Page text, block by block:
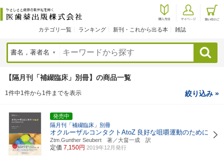
カテゴリ一覧 ランキング 新刊・これから出る本 雑誌
検索
【隔月刊「補綴臨床」別冊】の商品一覧
1件中1件から1件までを表示 絞り込み »
発売中
隔月刊「補綴臨床」別冊
オクルーザルコンタクトAtoZ 良好な咀嚼運動のために
Ztm.Gunther Seubert 著／大畠一成 訳
定価 7,150円 2019年12月発行